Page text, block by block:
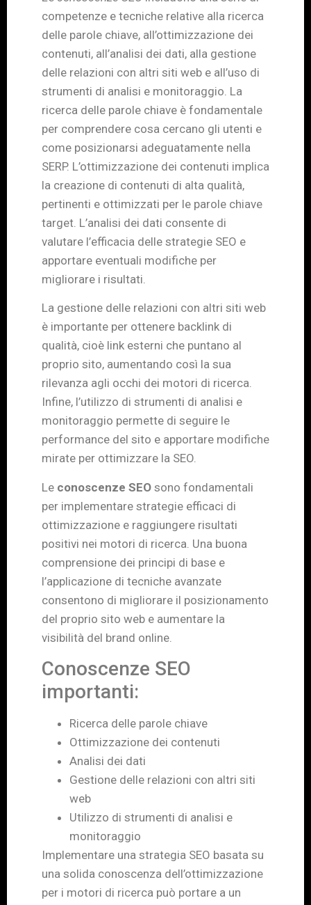
competenze e tecniche relative alla ricerca
delle parole chiave, all’ottimizzazione dei
contenuti, all’analisi dei dati, alla gestione
delle relazioni con altri siti web e all’uso di
strumenti di analisi e monitoraggio. La
ricerca delle parole chiave è fondamentale
per comprendere cosa cercano gli utenti e
come posizionarsi adeguatamente nella
SERP. L’ottimizzazione dei contenuti implica
la creazione di contenuti di alta qualità,
pertinenti e ottimizzati per le parole chiave
target. L’analisi dei dati consente di
valutare l’efficacia delle strategie SEO e
apportare eventuali modifiche per
migliorare i risultati.
La gestione delle relazioni con altri siti web
è importante per ottenere backlink di
qualità, cioè link esterni che puntano al
proprio sito, aumentando così la sua
rilevanza agli occhi dei motori di ricerca.
Infine, l’utilizzo di strumenti di analisi e
monitoraggio permette di seguire le
performance del sito e apportare modifiche
mirate per ottimizzare la SEO.
Le conoscenze SEO sono fondamentali
per implementare strategie efficaci di
ottimizzazione e raggiungere risultati
positivi nei motori di ricerca. Una buona
comprensione dei principi di base e
l’applicazione di tecniche avanzate
consentono di migliorare il posizionamento
del proprio sito web e aumentare la
visibilità del brand online.
Conoscenze SEO
importanti:
Ricerca delle parole chiave
Ottimizzazione dei contenuti
Analisi dei dati
Gestione delle relazioni con altri siti
web
Utilizzo di strumenti di analisi e
monitoraggio
Implementare una strategia SEO basata su
una solida conoscenza dell’ottimizzazione
per i motori di ricerca può portare a un